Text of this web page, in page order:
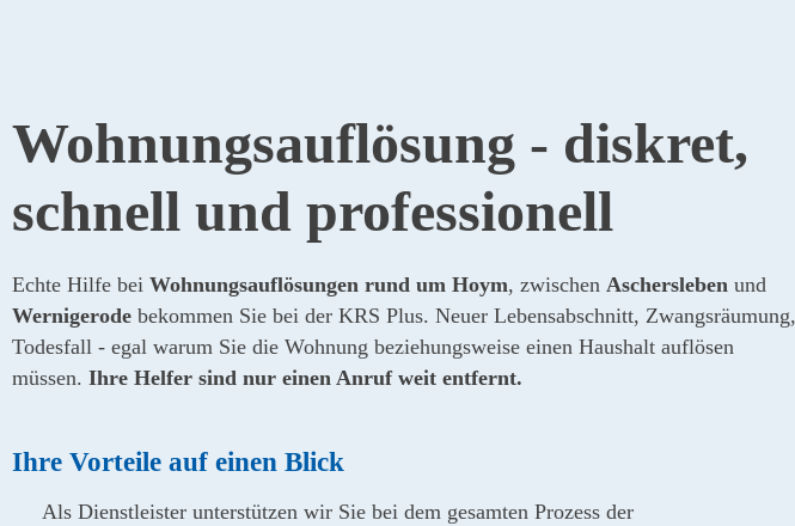
Wohnungs­auflösung - diskret,
schnell und professionell
Echte Hilfe bei Wohnungsauflösungen rund um Hoym, zwischen Aschersleben und
Wernigerode bekommen Sie bei der KRS Plus. Neuer Lebensabschnitt, Zwangsräumung,
Todesfall - egal warum Sie die Wohnung beziehungsweise einen Haushalt auflösen
müssen. Ihre Helfer sind nur einen Anruf weit entfernt.
Ihre Vorteile auf einen Blick
Als Dienstleister unterstützen wir Sie bei dem gesamten Prozess der